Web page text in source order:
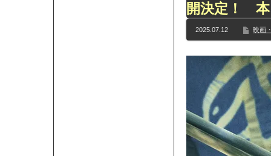
【速報】石破首相 大敗の責任「両院議員総会で
【画像】色盲にはグレーにしか見えない事実が
『鬼滅の刃 無限城編』3部作で興収2000億円も
メイドの格好してるちょちょたんの破壊力が半
ランJ民ワイ、新しいランニングシューズを手に
モーニングショー「視聴率5.2％！」テレビ朝日
出自が社長にバレて「愛人になれ」と脅された
【唖然】渋谷のホームレス対策、とんでもない領
子供部屋おじさんなんですがコード類の配線ぐ
ポルシェが満を持して送り出す初EV 「タイカン
開決定！ 本
2025.07.12 映画